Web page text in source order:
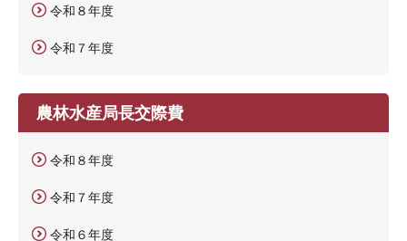
令和８年度
令和７年度
農林水産局長交際費
令和８年度
令和７年度
令和６年度